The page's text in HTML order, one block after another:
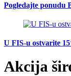
Pogledajte ponudu
U FIS-u ostvarite
Akcija